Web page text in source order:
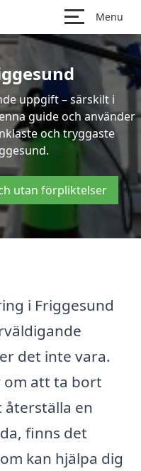
Menu
uppgift – särskilt i
guide och använder
och tryggaste
utan förpliktelser
i Friggesund
det inte vara.
om att ta bort
återställa en
finns det
kan hjälpa dig